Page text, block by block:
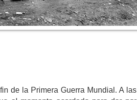
de la Primera Guerra Mundial. A las